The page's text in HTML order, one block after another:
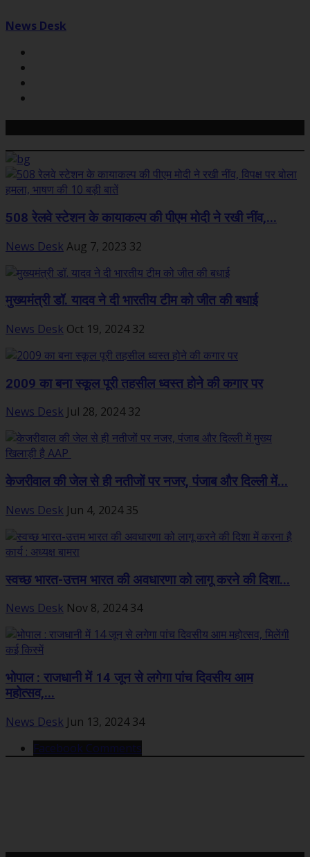
News Desk
508 रेलवे स्टेशन के कायाकल्प की पीएम मोदी ने रखी नींव,...
News Desk Aug 7, 2023 32
मुख्यमंत्री डॉ. यादव ने दी भारतीय टीम को जीत की बधाई
News Desk Oct 19, 2024 32
2009 का बना स्कूल पूरी तहसील ध्वस्त होने की कगार पर
News Desk Jul 28, 2024 32
केजरीवाल की जेल से ही नतीजों पर नजर, पंजाब और दिल्ली में...
News Desk Jun 4, 2024 35
स्वच्छ भारत-उत्तम भारत की अवधारणा को लागू करने की दिशा...
News Desk Nov 8, 2024 34
भोपाल : राजधानी में 14 जून से लगेगा पांच दिवसीय आम
महोत्सव,...
News Desk Jun 13, 2024 34
Facebook Comments